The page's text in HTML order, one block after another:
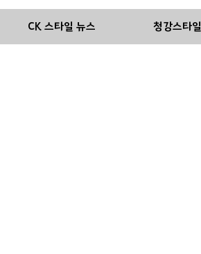
CK 스타일 뉴스 청강스타